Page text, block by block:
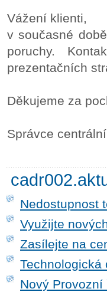
Vážení klienti,
v současné
poruchy.
prezentačních
Děkujeme za
Správce
Nedostupnost
Využijte
Zasílejte na
Technologická
Nový